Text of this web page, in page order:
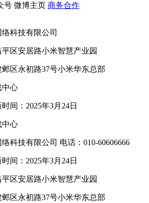
号 微博主页 商务合作
科技有限公司
区安居路小米智慧产业园
区永初路37号小米华东总部
中心
间：2025年3月24日
中心
科技有限公司 电话：010-60606666
间：2025年3月24日
区安居路小米智慧产业园
区永初路37号小米华东总部